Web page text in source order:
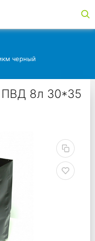
черный
черный
ПВД 8л 30*35